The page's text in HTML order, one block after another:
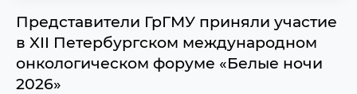
Представители ГрГМУ приняли участие
в XII Петербургском международном
онкологическом форуме «Белые ночи
2026»